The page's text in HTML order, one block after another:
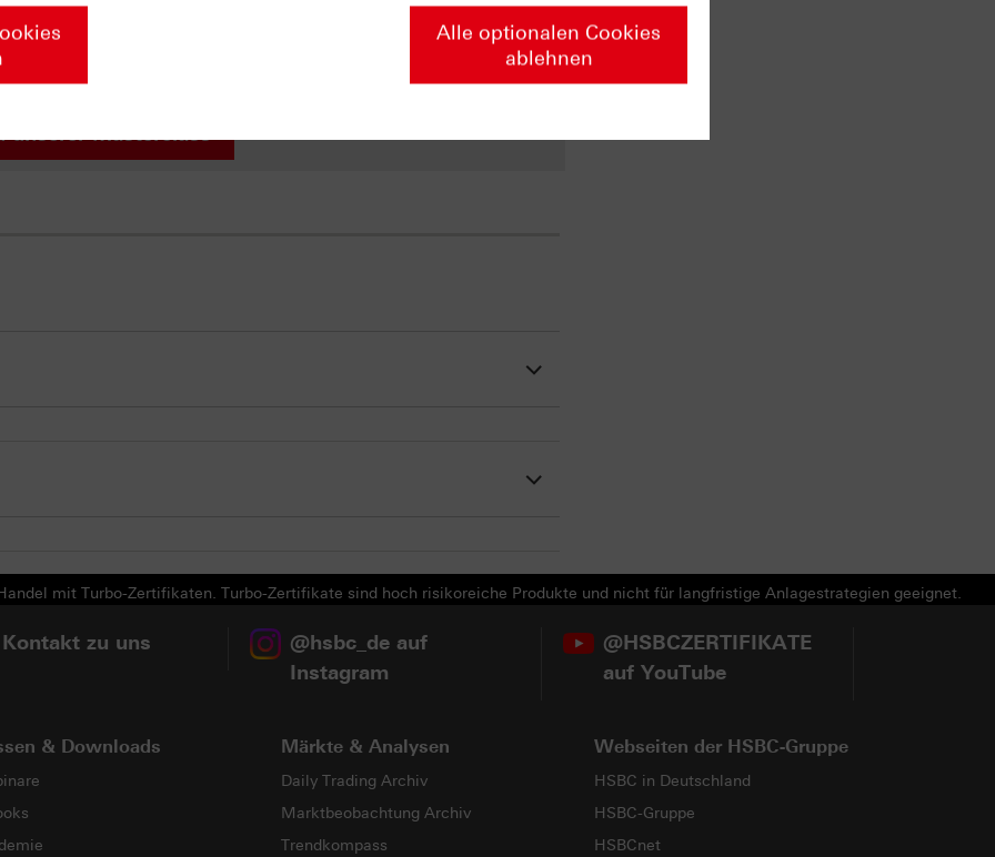
Ihr Wissen nochmal vertiefen soll. Falls Sie diesen Abschlusstest
HSBC-Masterclass-Zertifikat von uns! Wir würden uns sehr
unserer Masterclass
mit Turbo-Zertifikaten. Turbo-Zertifikate sind hoch risikoreiche Produkte und nicht für langfristige Anlagestrategien geeignet.
zu uns
@hsbc_de auf
Instagram
@HSBCZERTIFIKATE
auf YouTube
& Downloads Märkte & Analysen
Daily Trading Archiv
Marktbeobachtung Archiv
Trendkompass
Webseiten der HSBC-Gruppe
HSBC in Deutschland
HSBC-Gruppe
HSBCnet
Alle optionalen Cookies
ablehnen